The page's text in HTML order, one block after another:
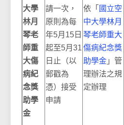
大學
林月
琴老
師重
大傷
病紀
念獎
助學
金
請一次，
原則為每
年5月15日
起至5月31
日止（以
郵戳為
憑）接受
申請
依「 國立空
中大學林月
琴老師重大
傷病紀念獎
助學金 」管
理辦法之規
定辦理